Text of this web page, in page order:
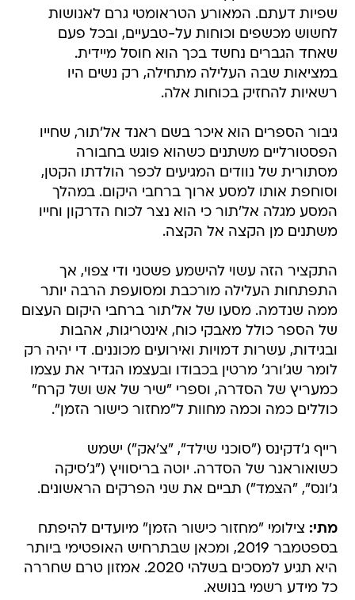
שפיות דעתם. המאורע הטראומטי גרם לאנושות
לחשוש מכשפים וכוחות על-טבעיים, ובכל פעם
שאחד הגברים נחשד בכך הוא חוסל מיידית.
במציאות שבה העלילה מתחילה, רק נשים היו
רשאיות להחזיק בכוחות אלה.
גיבור הספרים הוא איכר בשם ראנד אל'תור, שחייו
הפסטורליים משתנים כשהוא פוגש בחבורה
מסתורית של נוודים המגיעים לכפר הולדתו הקטן,
וסוחפת אותו למסע ארוך ברחבי היקום. במהלך
המסע מגלה אל'תור כי הוא נצר לכוח הדרקון וחייו
משתנים מן הקצה אל הקצה.
התקציר הזה עשוי להישמע פשטני ודי צפוי, אך
התפתחות העלילה מורכבת ומסועפת הרבה יותר
ממה שנדמה. מסעו של אל'תור ברחבי היקום העצום
של הספר כולל מאבקי כוח, אינטריגות, אהבות
ובגידות, עשרות דמויות ואירועים מכוננים. די יהיה רק
לומר שג'ורג' מרטין בכבודו ובעצמו הגדיר את עצמו
כמעריץ של הסדרה, וספרי "שיר של אש ושל קרח"
כוללים כמה וכמה מחוות ל"מחזור כישור הזמן".
רייף ג'דקינס ("סוכני שילד", "צ'אק") ישמש
כשואוראנר של הסדרה. יוטה בריסוויץ ("ג'סיקה
ג'ונס", "הצמד") תביים את שני הפרקים הראשונים.
מתי: צילומי "מחזור כישור הזמן" מיועדים להיפתח
בספטמבר 2019, ומכאן שבתרחיש האופטימי ביותר
היא תגיע למסכים בשלהי 2020. אמזון טרם שחררה
כל מידע רשמי בנושא.